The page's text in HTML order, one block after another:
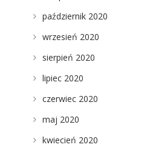
październik 2020
wrzesień 2020
sierpień 2020
lipiec 2020
czerwiec 2020
maj 2020
kwiecień 2020